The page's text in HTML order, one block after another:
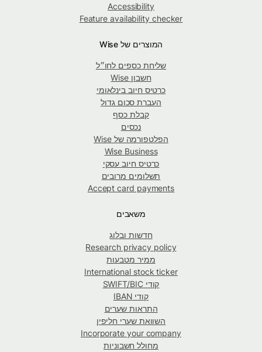
Accessibility
Feature availability checker
המוצרים של Wise
שליחת כספים לחו״ל
חשבון Wise
כרטיס חיוב בינלאומי
העברת סכום גדול
קבלת כסף
נכסים
הפלטפורמה של Wise
Wise Business
כרטיס חיוב עסקי
תשלומים מרובים
Accept card payments
משאבים
חדשות ובלוג
Research privacy policy
ממיר מטבעות
International stock ticker
קודי SWIFT/BIC
קודי IBAN
התראות שערים
השוואת שערי חליפין
Incorporate your company
מחולל חשבוניות